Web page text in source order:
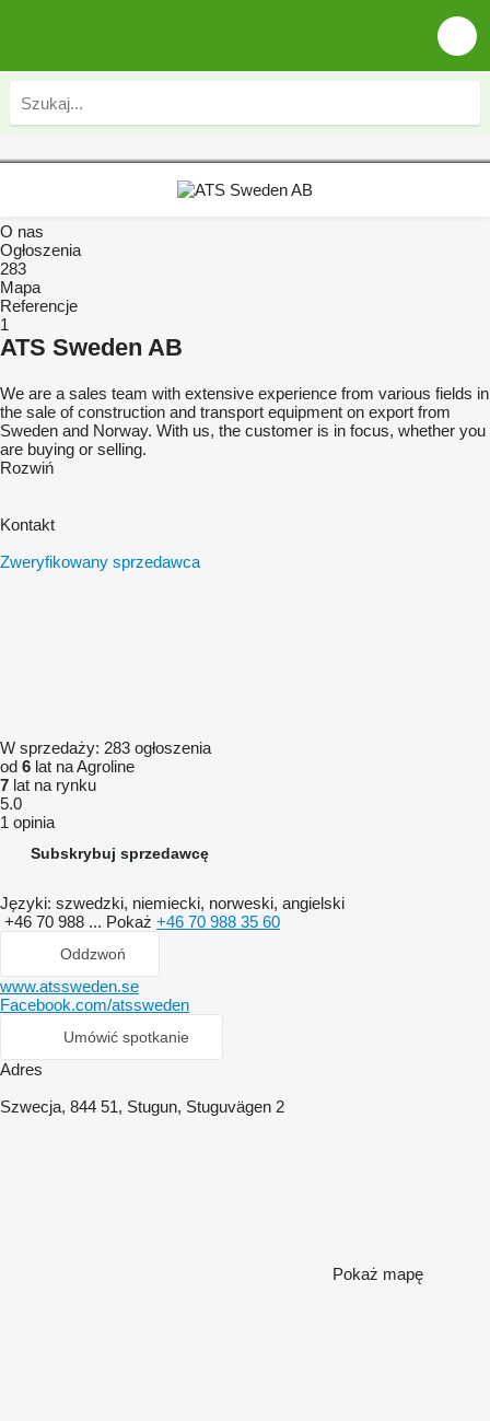
O nas
Ogłoszenia
283
Mapa
Referencje
1
ATS Sweden AB
We are a sales team with extensive experience from various fields in
the sale of construction and transport equipment on export from
Sweden and Norway. With us, the customer is in focus, whether you
are buying or selling.
Rozwiń
Kontakt
Zweryfikowany sprzedawca
W sprzedaży: 283 ogłoszenia
od 6 lat na Agroline
7 lat na rynku
5.0
1 opinia
Subskrybuj sprzedawcę
Języki: szwedzki, niemiecki, norweski, angielski
+46 70 988 ... Pokaż +46 70 988 35 60
Oddzwoń
www.atssweden.se
Facebook.com/atssweden
Umówić spotkanie
Adres
Szwecja, 844 51, Stugun, Stuguvägen 2
Pokaż mapę